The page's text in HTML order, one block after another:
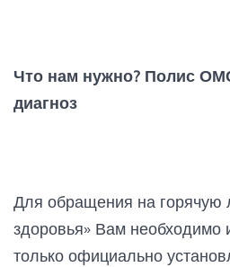
Что нам нужно? Полис
диагноз
Для обращения на горячую
здоровья» Вам необходимо
только официально